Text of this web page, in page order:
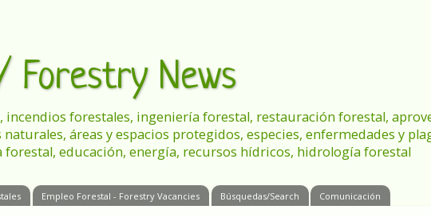
Forestry News
forestales, ingeniería forestal, restauración forestal,
áreas y espacios protegidos, especies, enfermedades y
educación, energía, recursos hídricos, hidrología forestal
Empleo Forestal - Forestry Vacancies Búsquedas/Search Comunicación